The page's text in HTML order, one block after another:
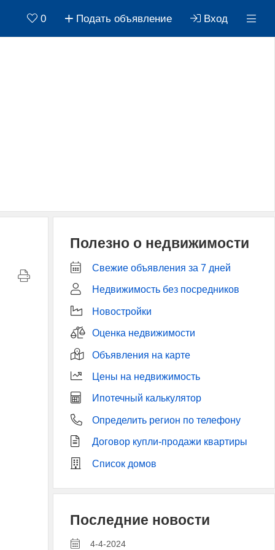
0 Подать объявление Вход
Полезно о недвижимости
Свежие объявления за 7 дней
Недвижимость без посредников
Новостройки
Оценка недвижимости
Объявления на карте
Цены на недвижимость
Ипотечный калькулятор
Определить регион по телефону
Договор купли-продажи квартиры
Список домов
Последние новости
4-4-2024